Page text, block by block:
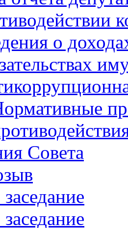
о
Совета
заседание
заседание